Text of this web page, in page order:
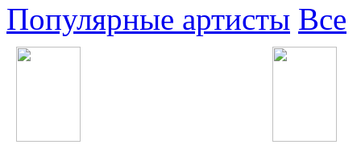
Популярные артисты Все